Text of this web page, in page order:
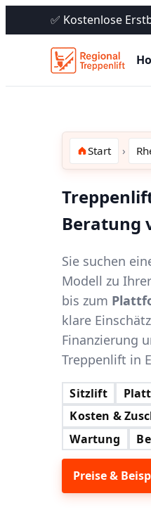
✅ Kostenlose
Start
Beratung
Sie suchen
Modell zu
bis zum
klare
Finanzierung
Treppenlift in
Sitzlift
Kosten &
Wartung
Preise &